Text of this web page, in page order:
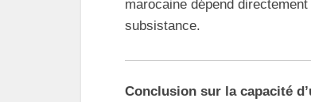
marocaine dépend
subsistance.
Conclusion sur la capacité